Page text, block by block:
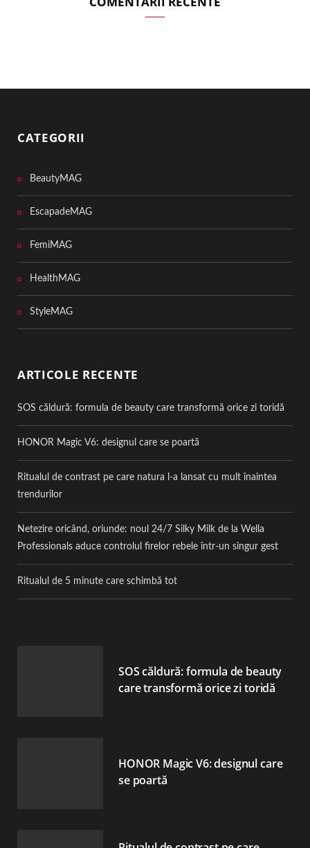
CATEGORII
BeautyMAG
EscapadeMAG
FemiMAG
HealthMAG
StyleMAG
ARTICOLE RECENTE
SOS căldură: formula de beauty care transformă orice zi toridă
HONOR Magic V6: designul care se poartă
Ritualul de contrast pe care natura l-a lansat cu mult înaintea
trendurilor
Netezire oricând, oriunde: noul 24/7 Silky Milk de la Wella
Professionals aduce controlul firelor rebele într-un singur gest
Ritualul de 5 minute care schimbă tot
SOS căldură: formula de beauty
care transformă orice zi toridă
HONOR Magic V6: designul care
se poartă